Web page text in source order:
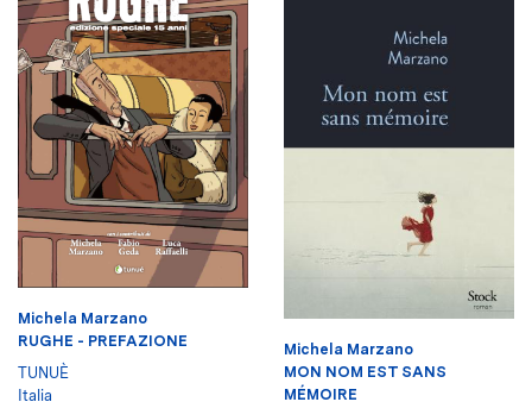
Michela Marzano
RUGHE - PREFAZIONE
TUNUÈ
Italia
Michela Marzano
MON NOM EST SANS
MÉMOIRE